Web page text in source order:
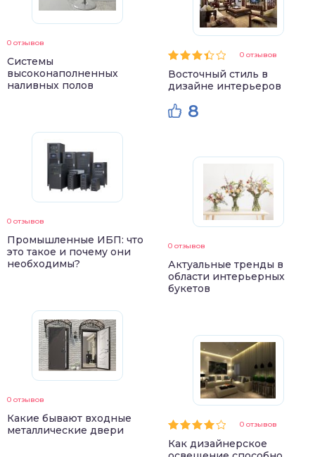
0 отзывов
Системы
высоконаполненных
наливных полов
0 отзывов
Промышленные ИБП: что
это такое и почему они
необходимы?
0 отзывов
Какие бывают входные
металлические двери
0 отзывов
Восточный стиль в
дизайне интерьеров
8
0 отзывов
Актуальные тренды в
области интерьерных
букетов
0 отзывов
Как дизайнерское